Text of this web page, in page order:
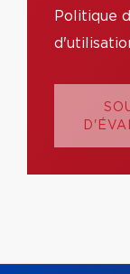
Politique